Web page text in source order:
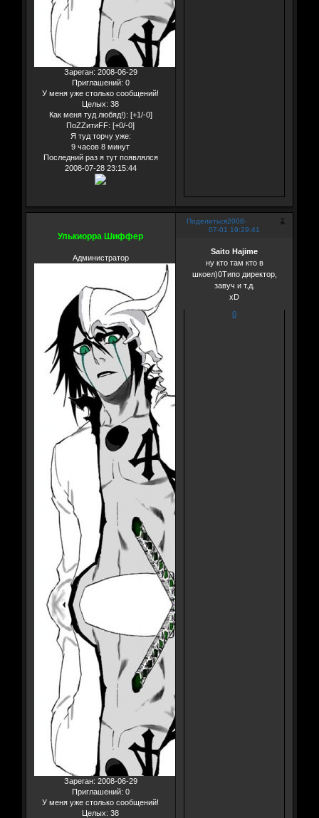
Зареган: 2008-06-29
Приглашений: 0
У меня уже столько сообщений!
Целых: 38
Как меня туд любяд!): [+1/-0]
ПоZZитиFF: [+0/-0]
Я туд торчу уже:
9 часов 8 минут
Последний раз я тут появлялся
2008-07-28 23:15:44
Поделиться 2
2008-
07-01 19:29:41
Улькиорра Шиффер
Администратор
Зареган: 2008-06-29
Приглашений: 0
У меня уже столько сообщений!
Целых: 38
Saito Hajime
ну кто там кто в
шкоел)0Типо директор,
завуч и т.д.
xD
0